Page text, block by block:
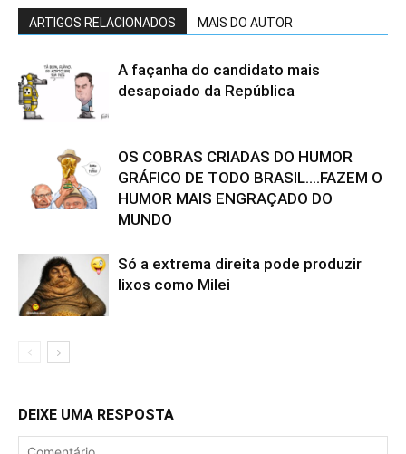
ARTIGOS RELACIONADOS MAIS DO AUTOR
A façanha do candidato mais
desapoiado da República
OS COBRAS CRIADAS DO HUMOR
GRÁFICO DE TODO BRASIL….FAZEM O
HUMOR MAIS ENGRAÇADO DO
MUNDO
Só a extrema direita pode produzir
lixos como Milei
DEIXE UMA RESPOSTA